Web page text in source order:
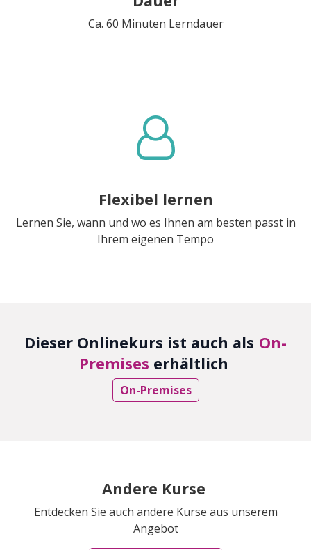
Ca. 60 Minuten Lerndauer
Flexibel lernen
Lernen Sie, wann und wo es Ihnen am besten passt in
Ihrem eigenen Tempo
Dieser Onlinekurs ist auch als On-
Premises erhältlich
On-Premises
Andere Kurse
Entdecken Sie auch andere Kurse aus unserem
Angebot